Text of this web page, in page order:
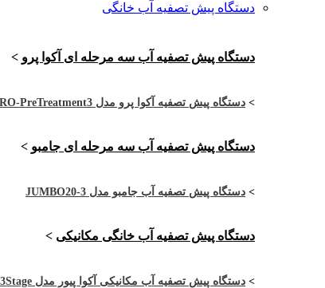
دستگاه پیش تصفیه آب خانگی
دستگاه پیش تصفیه آب سه مرحله ای آکوا پرو >
> دستگاه پیش تصفیه آکوا پرو مدل APRO-PreTreatment3
دستگاه پیش تصفیه آب سه مرحله ای جامبو >
> دستگاه پیش تصفیه آب جامبو مدل JUMBO20-3
دستگاه پیش تصفیه آب خانگی مکانیکی >
> دستگاه پیش تصفیه آب مکانیکی آکوا پیور مدل APURE-3Stage